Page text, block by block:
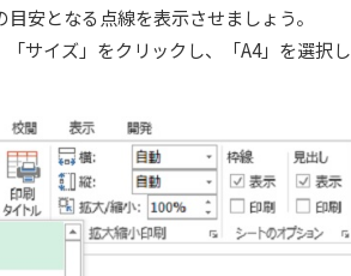
安となる点線を表示させましょう。
サイズ」をクリックし、「A4」を選択し